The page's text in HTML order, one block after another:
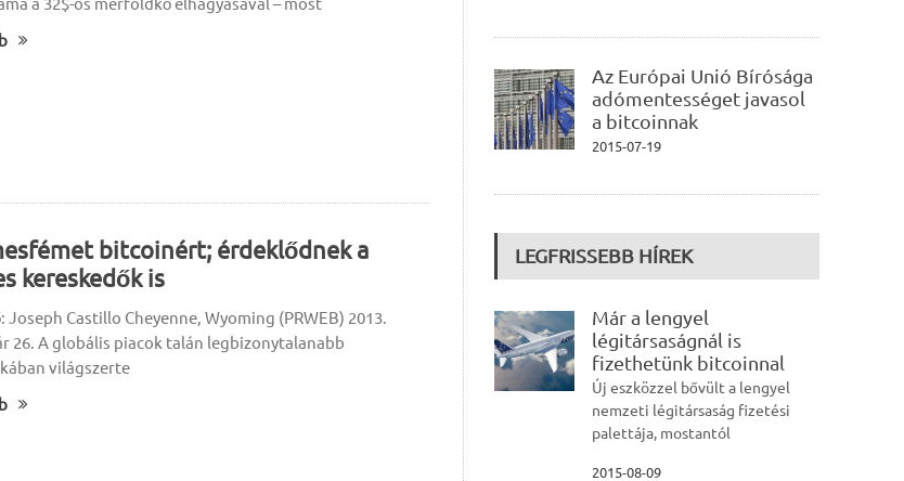
a 32$-os mérföldkő elhagyásával – most
bitcoinért; érdeklődnek a
kereskedők is
Joseph Castillo Cheyenne, Wyoming (PRWEB) 2013.
26. A globális piacok talán legbizonytalanabb
világszerte
Az Európai Unió Bírósága
adómentességet javasol
a bitcoinnak
2015-07-19
LEGFRISSEBB HÍREK
Már a lengyel
légitársaságnál is
fizethetünk bitcoinnal
Új eszközzel bővült a lengyel
nemzeti légitársaság fizetési
palettája, mostantól
2015-08-09